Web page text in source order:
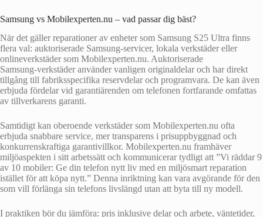
Samsung vs Mobilexperten.nu – vad passar dig bäst?
När det gäller reparationer av enheter som Samsung S25 Ultra finns
flera val: auktoriserade Samsung‑servicer, lokala verkstäder eller
onlineverkstäder som Mobilexperten.nu. Auktoriserade
Samsung‑verkstäder använder vanligen originaldelar och har direkt
tillgång till fabriksspecifika reservdelar och programvara. De kan även
erbjuda fördelar vid garantiärenden om telefonen fortfarande omfattas
av tillverkarens garanti.
Samtidigt kan oberoende verkstäder som Mobilexperten.nu ofta
erbjuda snabbare service, mer transparens i prisuppbyggnad och
konkurrenskraftiga garantivillkor. Mobilexperten.nu framhäver
miljöaspekten i sitt arbetssätt och kommunicerar tydligt att ”Vi räddar 9
av 10 mobiler: Ge din telefon nytt liv med en miljösmart reparation
istället för att köpa nytt.” Denna inriktning kan vara avgörande för den
som vill förlänga sin telefons livslängd utan att byta till ny modell.
I praktiken bör du jämföra: pris inklusive delar och arbete, väntetider,